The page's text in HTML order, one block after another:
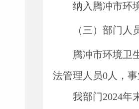
纳入 腾冲市环
（三）部门
腾冲市环境卫
法管理人员0人 ，
我部门2024年